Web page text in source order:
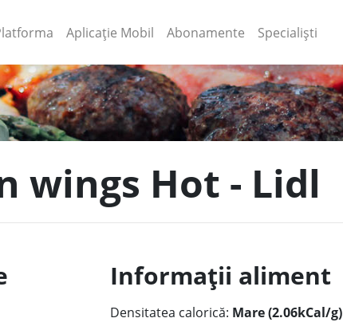
(current)
Aplicație Mobil (current)
Abonamente Specialiști
wings Hot - Lidl
Informații aliment
Densitatea calorică: Mare (2.06kCal/g)